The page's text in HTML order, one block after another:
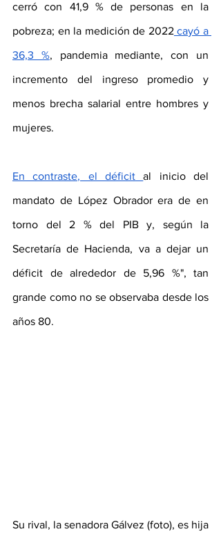
cerró con 41,9 % de personas en la
pobreza; en la medición de 2022 cayó a
36,3 %, pandemia mediante, con un
incremento del ingreso promedio y
menos brecha salarial entre hombres y
mujeres.
En contraste, el déficit al inicio del
mandato de López Obrador era de en
torno del 2 % del PIB y, según la
Secretaría de Hacienda, va a dejar un
déficit de alrededor de 5,96 %", tan
grande como no se observaba desde los
años 80.
Su rival, la senadora Gálvez (foto), es hija